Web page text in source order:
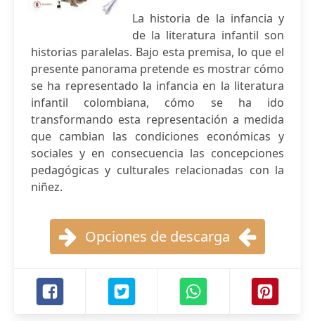
La historia de la infancia y
de la literatura infantil son
historias paralelas. Bajo esta premisa, lo que el
presente panorama pretende es mostrar cómo
se ha representado la infancia en la literatura
infantil colombiana, cómo se ha ido
transformando esta representación a medida
que cambian las condiciones económicas y
sociales y en consecuencia las concepciones
pedagógicas y culturales relacionadas con la
niñez.
Opciones de descarga